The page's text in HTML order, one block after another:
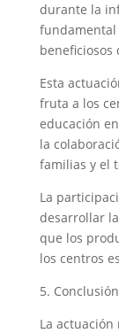
durante la
fundamental
beneficiosos
Esta
fruta a los
educación
la
familias y el
La
desarrollar
que los
los centros
5. Conclusión
La